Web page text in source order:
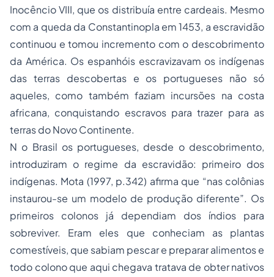
Inocêncio VIII, que os distribuía entre cardeais. Mesmo
com a queda da Constantinopla em 1453, a escravidão
continuou e tomou incremento com o descobrimento
da América. Os espanhóis escravizavam os indígenas
das terras descobertas e os portugueses não só
aqueles, como também faziam incursões na costa
africana, conquistando escravos para trazer para as
terras do Novo Continente.
N o Brasil os portugueses, desde o descobrimento,
introduziram o regime da escravidão: primeiro dos
indígenas. Mota (1997, p.342) afirma que “nas colônias
instaurou-se um modelo de produção diferente”. Os
primeiros colonos já dependiam dos índios para
sobreviver. Eram eles que conheciam as plantas
comestíveis, que sabiam pescar e preparar alimentos e
todo colono que aqui chegava tratava de obter nativos